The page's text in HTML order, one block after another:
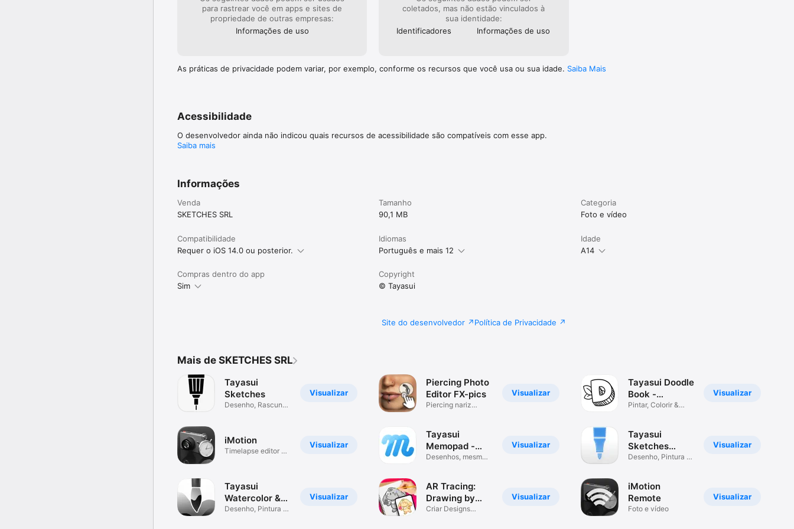
Ao cancelar uma assinatura, ela permanecerá ativa até o final do período. A renovação automática será
desativada, mas a assinatura atual não será reembolsada.
Termos de Uso: https://www.apple.com/legal/internet-services/itunes/dev/stdeula/
para rastrear você em apps e sites de
propriedade de outras empresas:
Informações de uso
coletados, mas não estão vinculados à
sua identidade:
Identificado­res
Informações de uso
As práticas de privacidade podem variar, por exemplo, conforme os recursos que você usa ou sua idade. Saiba Mais
Acessibilidade
O desenvolvedor ainda não indicou quais recursos de acessibilidade são compatíveis com esse app.
Saiba mais
Informações
Venda
SKETCHES SRL
Tamanho
90,1 MB
Categoria
Foto e vídeo
Compatibilidade
Requer o iOS 14.0 ou posterior.
Idiomas
Português e mais 12
Idade
A14
Compras dentro do app
Sim
Copyright
© Tayasui
Site do desenvolvedor Política de Privacidade
Mais de SKETCHES SRL
Visualizar
Tayasui
Sketches
Desenho, Rascunho
Visualizar
iMotion
Timelapse editor &
Visualizar
Tayasui
Watercolor &
Painting
Desenho, Pintura e
Visualizar
Piercing Photo
Editor FX-pics
Piercing nariz
Visualizar
Tayasui
Memopad -
Notas
Desenhos, mesmos
Visualizar
AR Tracing:
Drawing by
Tayasui
Criar Designs
Visualizar
Tayasui Doodle
Book -
Desenhos
Pintar, Colorir &
Visualizar
Tayasui
Sketches
School
Desenho, Pintura e
Visualizar
iMotion
Remote
Foto e vídeo